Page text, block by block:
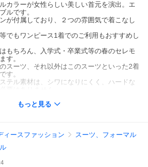
カラーが女性らしい美しい首元を演出。エ
ルです。
が付属しており、２つの雰囲気で着こなし
でもワンピース1着でのご利用もおすすめし
もちろん、入学式・卒業式等の春のセレモ
す。
スーツ、それ以外はこのスーツといった2着
す。
テル素材は、シワになりにくく、ハードな
潔で経済的な所もポイントです。
マ 高品質 スーツ フォーマルウェア 濃
服装 ブラックフォーマル ブラックフォー
フォーマルワンピース 2点セット ツーピ
応
もっと見る
ィースファッション
スーツ、フォーマル